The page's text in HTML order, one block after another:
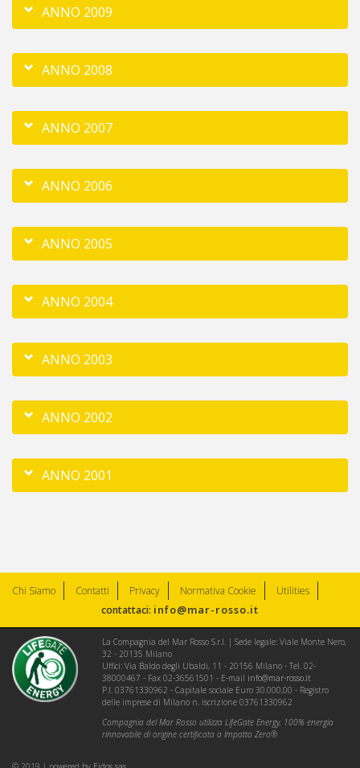
ANNO 2009
ANNO 2008
ANNO 2007
ANNO 2006
ANNO 2005
ANNO 2004
ANNO 2003
ANNO 2002
ANNO 2001
Chi Siamo Contatti Privacy Normativa Cookie
Utilities
contattaci: info@mar-rosso.it
La Compagnia del Mar Rosso S.r.l. | Sede legale: Viale Monte Nero,
32 - 20135 Milano
Uffici: Via Baldo degli Ubaldi, 11 - 20156 Milano - Tel. 02-
38000467 - Fax 02-36561501 - E-mail info@mar-rosso.it
P.I. 03761330962 - Capitale sociale Euro 30.000,00 - Registro
delle imprese di Milano n. iscrizione 03761330962
Compagnia del Mar Rosso utilizza LifeGate Energy, 100% energia
rinnovabile di origine certificata a Impatto Zero®